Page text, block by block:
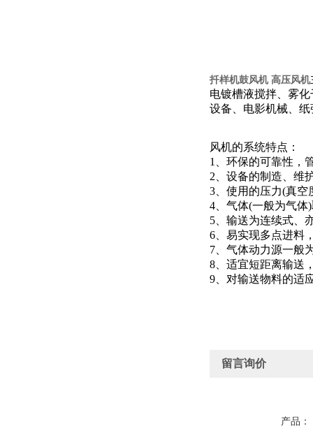
扦样机鼓风机 高压风机
电镀槽液搅拌、雾
设备、电影机械、
风机的系统特点：
1、环保的可靠性，
2、设备的制造、维
3、使用的压力(真空
4、气体(一般为气体
5、输送为连续式、
6、易实现多点进料
7、气体动力源一般
8、适宜短距离输送
9、对输送物料的适
留言询价
产品：